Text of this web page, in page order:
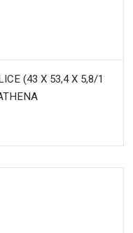
(43 X 53,4 X 5,8/1